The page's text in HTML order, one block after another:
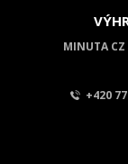
MINUTA CZ
+420